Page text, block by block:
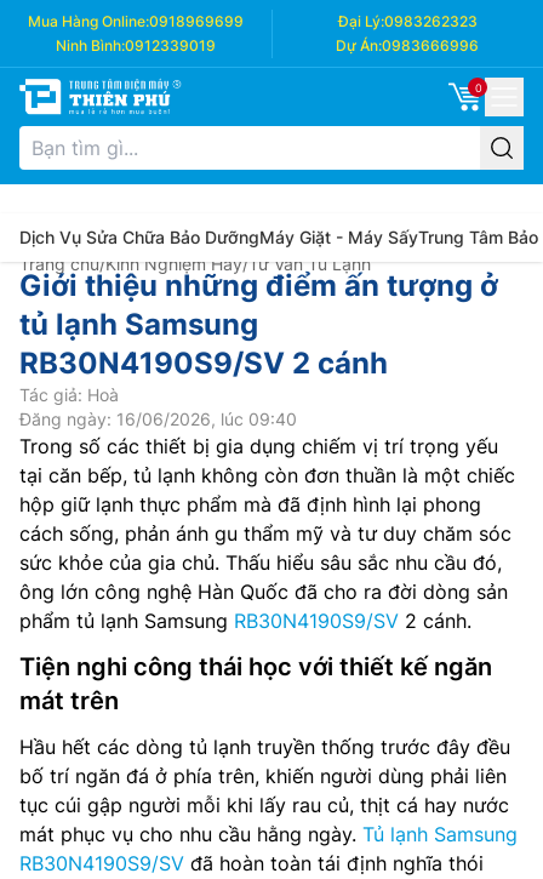
Mua Hàng Online:0918969699 Đại Lý:0983262323
Ninh Bình:0912339019 Dự Án:0983666996
0
Dịch Vụ Sửa Chữa Bảo DưỡngMáy Giặt - Máy SấyTrung Tâm Bảo
Trang chủ/Kinh Nghiệm Hay/Tư Vấn Tủ Lạnh
Giới thiệu những điểm ấn tượng ở
tủ lạnh Samsung
RB30N4190S9/SV 2 cánh
Tác giả: Hoà
Đăng ngày: 16/06/2026, lúc 09:40
Trong số các thiết bị gia dụng chiếm vị trí trọng yếu
tại căn bếp, tủ lạnh không còn đơn thuần là một chiếc
hộp giữ lạnh thực phẩm mà đã định hình lại phong
cách sống, phản ánh gu thẩm mỹ và tư duy chăm sóc
sức khỏe của gia chủ. Thấu hiểu sâu sắc nhu cầu đó,
ông lớn công nghệ Hàn Quốc đã cho ra đời dòng sản
phẩm tủ lạnh Samsung RB30N4190S9/SV 2 cánh.
Tiện nghi công thái học với thiết kế ngăn
mát trên
Hầu hết các dòng tủ lạnh truyền thống trước đây đều
bố trí ngăn đá ở phía trên, khiến người dùng phải liên
tục cúi gập người mỗi khi lấy rau củ, thịt cá hay nước
mát phục vụ cho nhu cầu hằng ngày. Tủ lạnh Samsung
RB30N4190S9/SV đã hoàn toàn tái định nghĩa thói